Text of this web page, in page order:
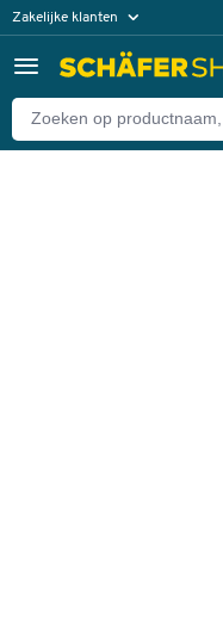
Zakelijke klanten
Particuliere klanten
Terug